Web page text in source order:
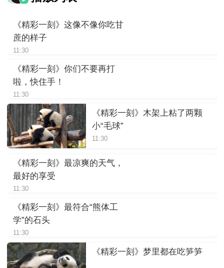
《精彩一刻》这像不像你吃甘
蔗的样子
11:30
《精彩一刻》你们不要再打
啦，快住手！
11:30
《精彩一刻》木架上粘了两颗
小“毛球”
11:30
《精彩一刻》最凉爽的天气，
最好的享受
11:30
《精彩一刻》最符合“熊体工
学”的石头
11:30
《精彩一刻》梦里都在吃笋笋